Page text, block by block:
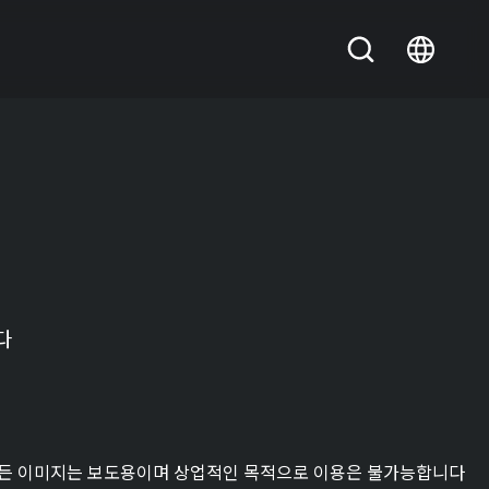
이미지는 보도용이며 상업적인 목적으로 이용은 불가능합니다